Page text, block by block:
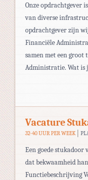
Onze opdrachtgever
van diverse
opdrachtgever zijn
Financiële
samen met een groot
Administratie. Wat
Vacature
32-40 UUR PER WEEK
Een goede stukadoor
dat bekwaamheid
Functiebeschrijving